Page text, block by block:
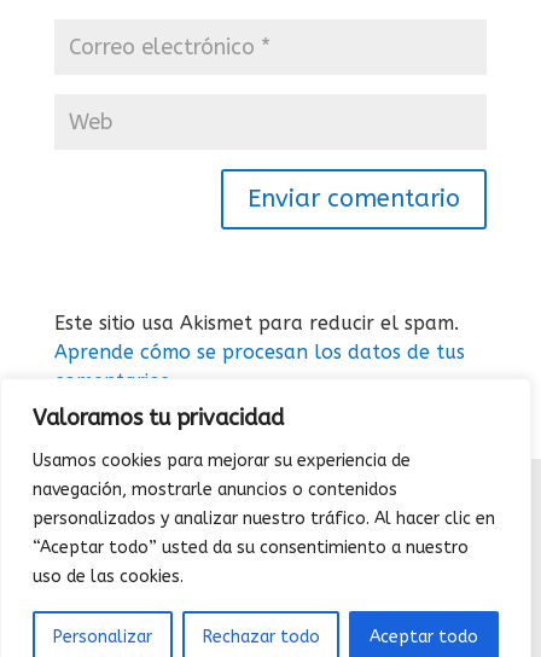
Valoramos tu privacidad
Usamos cookies para mejorar su experiencia de
navegación, mostrarle anuncios o contenidos
personalizados y analizar nuestro tráfico. Al hacer clic en
“Aceptar todo” usted da su consentimiento a nuestro
uso de las cookies.
Personalizar Rechazar todo Aceptar todo
Este sitio usa Akismet para reducir el spam.
Aprende cómo se procesan los datos de tus
comentarios.
QUIENES SOMOS|CONTACTAR|POLÍTICA DE
PRIVACIDAD |
POLÍTICA DE COOKIES
(C) Diemweb 2026- Todos los derechos